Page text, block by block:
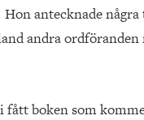
Hon antecknade
andra ordföranden
fått boken som